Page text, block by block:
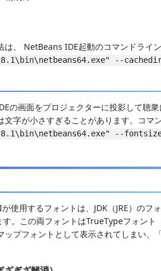
、 NetBeans IDE起動のコマンドライ
8.1\bin\netbeans64.exe" --
の画面をプロジェクターに投影して聴
字が小さすぎることがあります。コマ
8.1\bin\netbeans64.exe" --
使用するフォントは、JDK（JRE）の
。この両フォントはTrueTypeフォン
ップフォントとして表示されてしまい